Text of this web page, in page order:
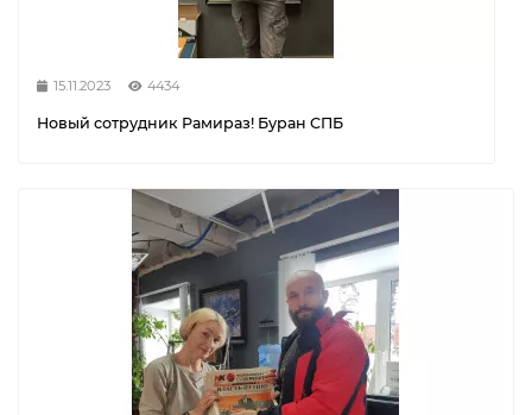
15.11.2023 4434
Новый сотрудник Рамираз! Буран СПБ